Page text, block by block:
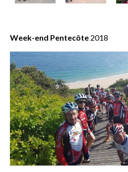
Week-end Pentecôte 2018